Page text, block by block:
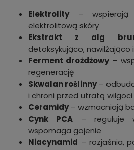
Elektrolity– wspierają
elektrolitową skóry
Ekstrakt z alg
detoksykująco, nawilżająco
Ferment drożdżowy–
regenerację
Skwalan roślinny–
i chroni przed utratą wilgoci
Ceramidy– wzmacniają
Cynk PCA – reguluje
wspomaga gojenie
Niacynamid – rozjaśnia,